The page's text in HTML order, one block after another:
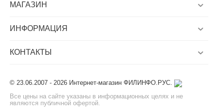
МАГАЗИН
ИНФОРМАЦИЯ
КОНТАКТЫ
© 23.06.2007 - 2026 Интернет-магазин ФИЛИНФО.РУС.
Все цены на сайте указаны в информационных целях и не
являются публичной офертой.